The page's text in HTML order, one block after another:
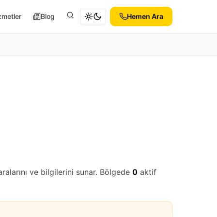
Blog Ara Hemen Ara
ve bilgilerini sunar. Bölgede 0 aktif